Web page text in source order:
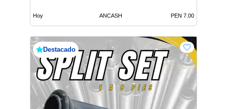
Hoy ANCASH PEN 7.00
Destacado